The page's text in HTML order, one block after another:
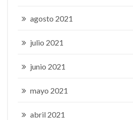
agosto 2021
julio 2021
junio 2021
mayo 2021
abril 2021